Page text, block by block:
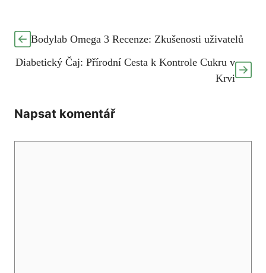
Bodylab Omega 3 Recenze: Zkušenosti uživatelů
Diabetický Čaj: Přírodní Cesta k Kontrole Cukru v
Krvi
Napsat komentář